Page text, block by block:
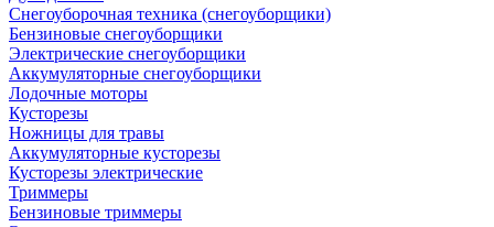
Снегоуборочная техника (снегоуборщики)
Бензиновые снегоуборщики
Электрические снегоуборщики
Аккумуляторные снегоуборщики
Лодочные моторы
Кусторезы
Ножницы для травы
Аккумуляторные кусторезы
Кусторезы электрические
Триммеры
Бензиновые триммеры